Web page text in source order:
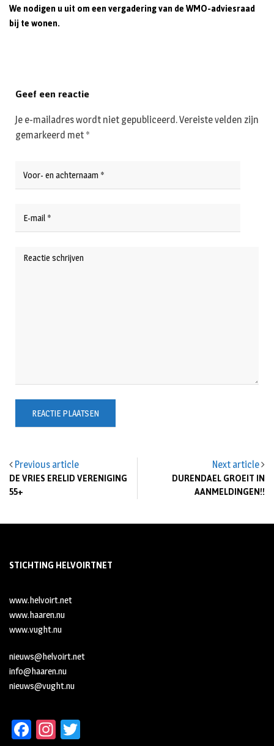
We nodigen u uit om een vergadering van de WMO-adviesraad
bij te wonen.
Previous article
DE VRIES ERELID VERENIGING
55+
Next article
DURENDAEL GROEIT IN
AANMELDINGEN!!
Geef een reactie
Je e-mailadres wordt niet gepubliceerd.Vereiste velden zijn
gemarkeerd met *
STICHTING HELVOIRTNET
www.helvoirt.net
www.haaren.nu
www.vught.nu
nieuws@helvoirt.net
info@haaren.nu
nieuws@vught.nu
Fa In